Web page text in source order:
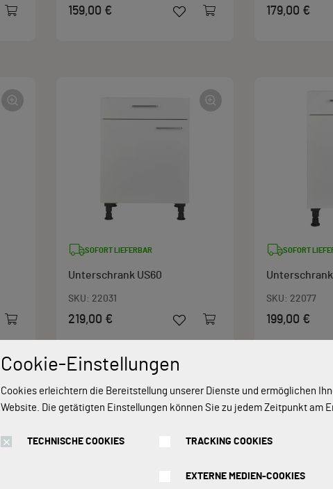
Cookie-Einstellungen
Cookies erleichtern die Bereitstellung unserer Dienste und ermöglichen
Website. Die getätigten Einstellungen können Sie zu jedem Zeitpunkt am
TECHNISCHE COOKIES TRACKING COOKIES
EXTERNE MEDIEN-COOKIES
159,00 € 179,00 €
Unterschrank US60
SKU: 22031
219,00 €
SOFORT LIEFERBAR
Unterschrank
SKU: 22077
199,00 €
SOFORT